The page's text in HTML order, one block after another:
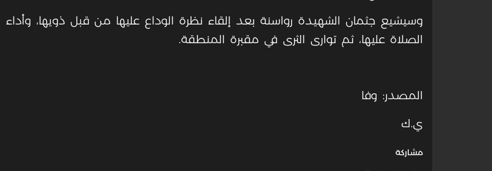
وسيشيع جثمان الشهيدة رواسنة بعد إلقاء نظرة الوداع عليها من قبل ذويها، وأداء
الصلاة عليها، ثم توارى الثرى في مقبرة المنطقة.
المصدر: وفا
ي.ك
مشاركة